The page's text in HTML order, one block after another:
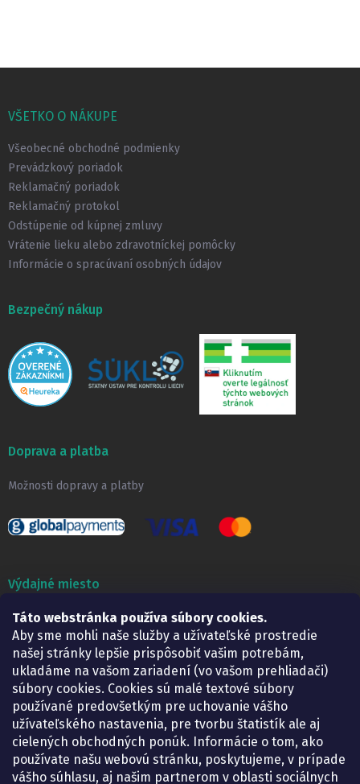
Táto webstránka používa súbory cookies.
Aby sme mohli naše služby a užívateľské prostredie
našej stránky lepšie prispôsobiť vašim potrebám,
ukladáme na vašom zariadení (vo vašom prehliadači)
súbory cookies. Cookies sú malé textové súbory
používané predovšetkým pre uchovanie vášho
užívateľského nastavenia, pre tvorbu štatistík ale aj
cielených obchodných ponúk. Informácie o tom, ako
používate našu webovú stránku, poskytujeme, v prípade
vášho súhlasu, aj našim partnerom v oblasti sociálnych
pVŠETKO O NÁKUPE
Všeobecné obchodné podmienky
Prevádzkový poriadok
Reklamačný poriadok
Reklamačný protokol
Odstúpenie od kúpnej zmluvy
Vrátenie lieku alebo zdravotníckej pomôcky
Informácie o spracúvaní osobných údajov
Bezpečný nákup
Doprava a platba
Možnosti dopravy a platby
Výdajné miesto
Lekáreň ADONAI
Košice – Smetanova 2
Pondelok:
07.30 – 15.30 h.
Utorok:
07.30 – 16.00 h.
Streda:
07.30 – 16.00 h.
Štvrtok:
07.30 – 15.30 h.
Piatok:
07.30 – 15.30 h.
KONTAKT
eshop@lekarenadonai.sk